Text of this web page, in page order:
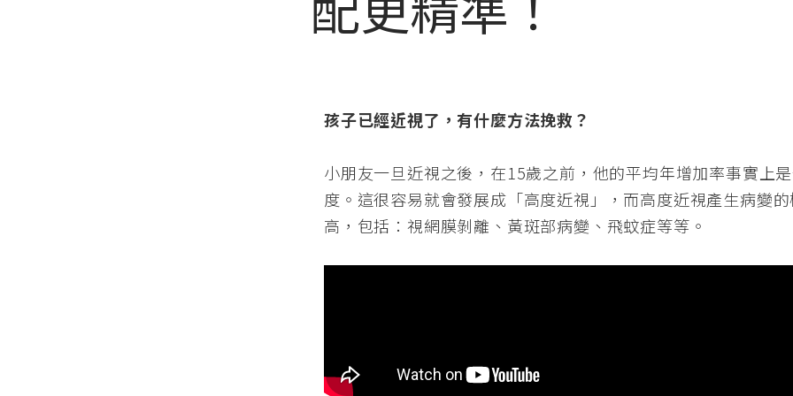
孩子已經近視了，有什麼方法挽救？
小朋友一旦近視之後，在15歲之前，他的平均年增加率事實上
度。這很容易就會發展成「高度近視」，而高度近視產生病變
高，包括：視網膜剝離、黃斑部病變、飛蚊症等等。